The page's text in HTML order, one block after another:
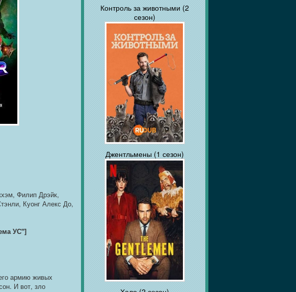
Контроль за животными (2
сезон)
Джентльмены (1 сезон)
Филип Дрэйк,
Куонг Алекс До,
УС"]
армию живых
И вот, зло